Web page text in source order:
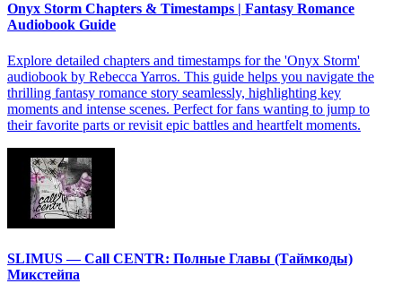
Onyx Storm Chapters & Timestamps | Fantasy Romance
Audiobook Guide
Explore detailed chapters and timestamps for the 'Onyx Storm'
audiobook by Rebecca Yarros. This guide helps you navigate the
thrilling fantasy romance story seamlessly, highlighting key
moments and intense scenes. Perfect for fans wanting to jump to
their favorite parts or revisit epic battles and heartfelt moments.
SLIMUS — Call CENTR: Полные Главы (Таймкоды)
Микстейпа